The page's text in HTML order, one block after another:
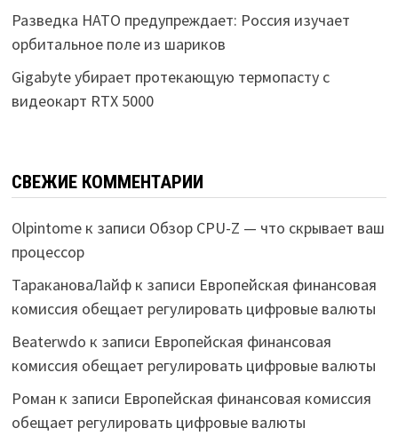
Разведка НАТО предупреждает: Россия изучает
орбитальное поле из шариков
Gigabyte убирает протекающую термопасту с
видеокарт RTX 5000
СВЕЖИЕ КОММЕНТАРИИ
Olpintomeк записи Обзор CPU-Z — что скрывает ваш
процессор
ТаракановаЛайфк записи Европейская финансовая
комиссия обещает регулировать цифровые валюты
Beaterwdo к записи Европейская финансовая
комиссия обещает регулировать цифровые валюты
Роман к записи Европейская финансовая комиссия
обещает регулировать цифровые валюты